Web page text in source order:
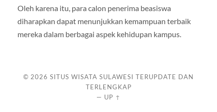
Oleh karena itu, para calon penerima beasiswa
diharapkan dapat menunjukkan kemampuan terbaik
mereka dalam berbagai aspek kehidupan kampus.
© 2026 SITUS WISATA SULAWESI TERUPDATE DAN
TERLENGKAP
— UP ↑